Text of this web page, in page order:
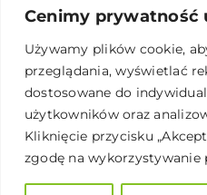
Cenimy
Używamy plików cookie,
przeglądania, wyświetlać
dostosowane do
użytkowników oraz
Kliknięcie przycisku
zgodę na wykorzystywanie
Raporty
Broszura edukacyjna